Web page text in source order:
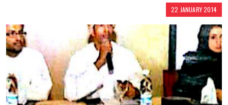
22 JANUARY 2014